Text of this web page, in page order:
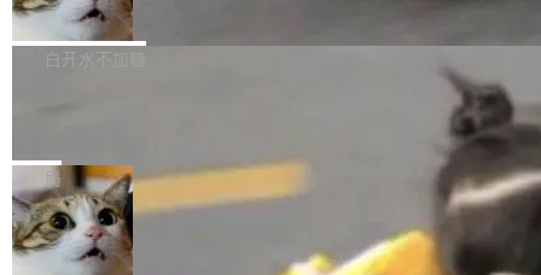
Z Flip8三款折叠屏新机均在7月22日发布，且全
部搭载骁龙8 Elite Gen5 for Galaxy，它们本该
眼的位置：「Software is made between com
mits」——软件是在 commit 之间写出来的。git
是把这段空隙补上。 回退到任何一次编辑：Delt
aDB 捕获 commit 之间的每一次操作，...
根据风险投资人Tomer Tunguz 博客（VC 分
析）披露的最新分析与第二季度业绩报告，Spac
微软同期总资本开支的四成。 与亚马逊、Alpha
bet、微软以及 Meta 等传统科技巨头相比，Spa
ceXAI的资金消耗速度尤为引人瞩目。然而，支
撑庞大支出的资金来源却呈现出截然不同的面
白开水不加糖
一个在终端里运行的编程 agent；Muse Spark
1.2，驱动这个 agent 的新模型。一句话概括：
你可以用 curl -fsSL https://dev.meta.ai/install.
sh | bash 安装一个能在大项目里自动规划、写
局
美团开源 LoHoSearch，用知识图谱校
准 AI 能力认知
机器出题的前提，是让机器拥有全局视野。整个